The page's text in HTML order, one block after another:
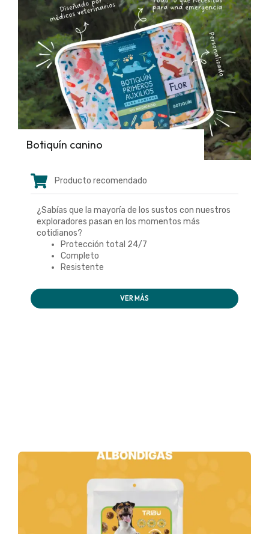
Botiquín canino
Producto recomendado
¿Sabías que la mayoría de los sustos con nuestros
exploradores pasan en los momentos más
cotidianos?
Protección total 24/7
Completo
Resistente
VER MÁS